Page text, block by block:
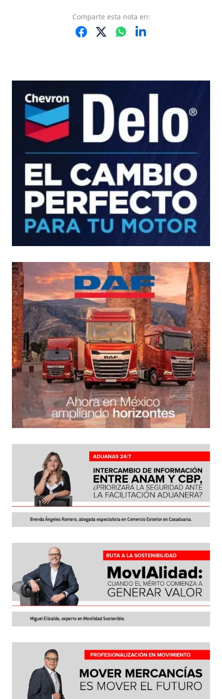
Comparte esta nota en: